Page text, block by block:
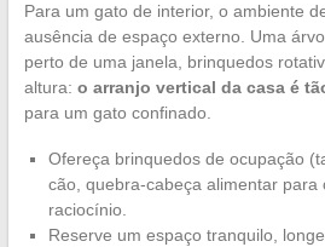
Para um gato de interior, o ambiente
ausência de espaço externo. Uma
perto de uma janela, brinquedos
altura: o arranjo vertical da casa é
para um gato confinado.
Ofereça brinquedos de ocupação
cão, quebra-cabeça alimentar para
raciocínio.
Reserve um espaço tranquilo,